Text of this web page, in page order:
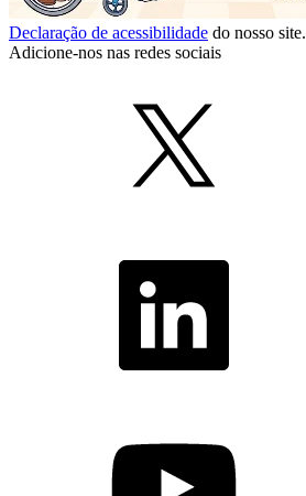
Declaração de acessibilidade do nosso site.
Adicione-nos nas redes sociais